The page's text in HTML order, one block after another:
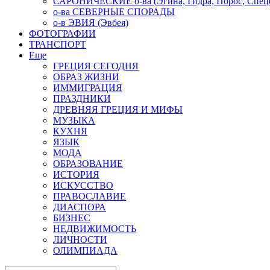
о-ва СЕВЕРНЫЕ СПОРАДЫ
о-в ЭВИЯ (Эвбея)
ФОТОГРАФИИ
ТРАНСПОРТ
Еще
ГРЕЦИЯ СЕГОДНЯ
ОБРАЗ ЖИЗНИ
ИММИГРАЦИЯ
ПРАЗДНИКИ
ДРЕВНЯЯ ГРЕЦИЯ И МИФЫ
МУЗЫКА
КУХНЯ
ЯЗЫК
МОДА
ОБРАЗОВАНИЕ
ИСТОРИЯ
ИСКУССТВО
ПРАВОСЛАВИЕ
ДИАСПОРА
БИЗНЕС
НЕДВИЖИМОСТЬ
ЛИЧНОСТИ
ОЛИМПИАДА